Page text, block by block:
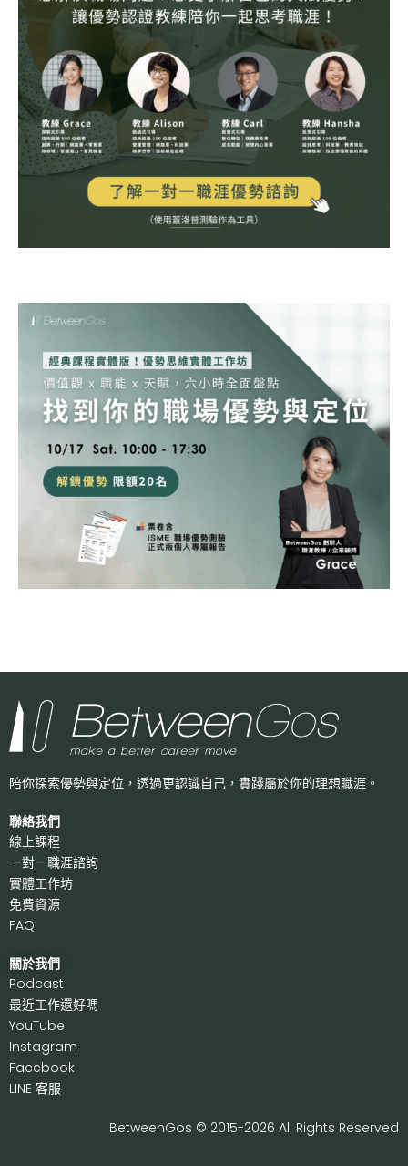
陪你探索優勢與定位，透過更認識自己， 實踐屬於你的理想職涯。
聯絡我們
線上課程
一對一職涯諮詢
實體工作坊
免費資源
FAQ
關於我們
Podcast
最近工作還好嗎
YouTube
Instagram
Facebook
LINE 客服
BetweenGos © 2015-2026 All Rights Reserved